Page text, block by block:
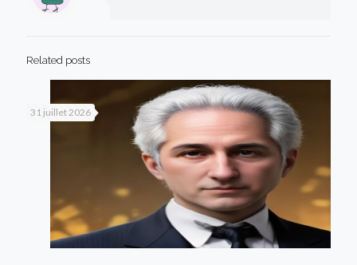
Related posts
31 juillet 2026